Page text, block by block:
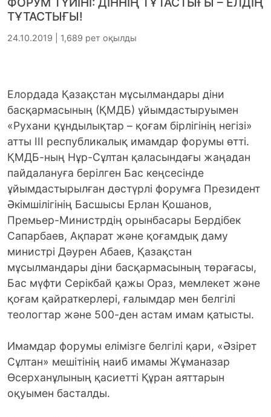
ТҰТАСТЫҒЫ!
24.10.2019 | 1,689 рет оқылды
Елордада Қазақстан мұсылмандары діни
басқармасының (ҚМДБ) ұйымдастыруымен
«Рухани құндылықтар – қоғам бірлігінің негізі»
атты ІІІ республикалық имамдар форумы өтті.
ҚМДБ-ның Нұр-Сұлтан қаласындағы жаңадан
пайдалануға берілген Бас кеңсесінде
ұйымдастырылған дәстүрлі форумға Президент
Әкімшілігінің Басшысы Ерлан Қошанов,
Премьер-Министрдің орынбасары Бердібек
Сапарбаев, Ақпарат және қоғамдық даму
министрі Дәурен Абаев, Қазақстан
мұсылмандары діни басқармасының төрағасы,
Бас мүфти Серікбай қажы Ораз, мемлекет және
қоғам қайраткерлері, ғалымдар мен белгілі
теологтар және 500-ден астам имам қатысты.
Имамдар форумы елімізге белгілі қари, «Әзірет
Сұлтан» мешітінің наиб има­мы Жұманазар
Өсерханұлының қа­сиетті Құран аяттарын
оқуымен басталды.